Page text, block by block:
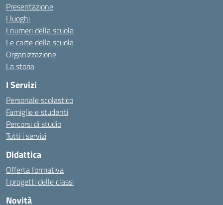
Presentazione
I luoghi
I numeri della scuola
Le carte della scuola
Organizzazione
La storia
I Servizi
Personale scolastico
Famiglie e studenti
Percorsi di studio
Tutti i servizi
Didattica
Offerta formativa
I progetti delle classi
Novità